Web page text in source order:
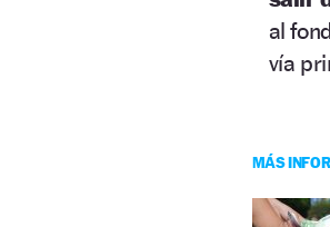
al
vía
MÁS